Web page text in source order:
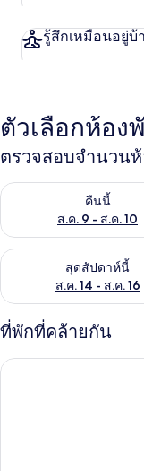
รู้สึกเหมือนอยู่บ้
ตัวเลือกห้อง
ตรวจสอบจำนวน
คืนนี้
ส.ค. 9 - ส.ค. 10
ตรวจสอบจำนวนห้องพั
สุดสัปดาห์นี้
ส.ค. 14 - ส.ค. 16
ตรวจสอบจำนวนห้องพั
ที่พักที่คล้ายกัน
Throstle Nest Farm